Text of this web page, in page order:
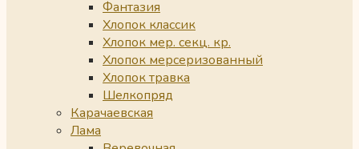
Фантазия
Хлопок классик
Хлопок мер. секц. кр.
Хлопок мерсеризованный
Хлопок травка
Шелкопряд
Карачаевская
Лама